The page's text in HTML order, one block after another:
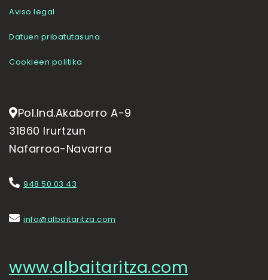
Aviso legal
Datuen pribatutasuna
Cookieen politika
Pol.Ind.Akaborro A-9
31860 Irurtzun
Nafarroa-Navarra
948 50 03 43
info@albaitaritza.com
www.albaitaritza.com